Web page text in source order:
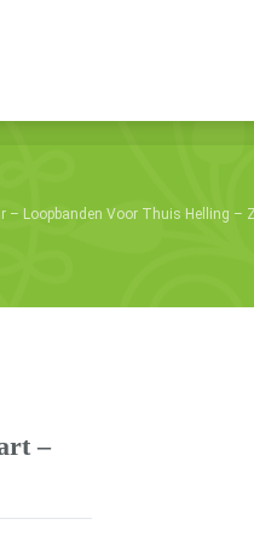
Loopbanden Voor Thuis Helling –
–